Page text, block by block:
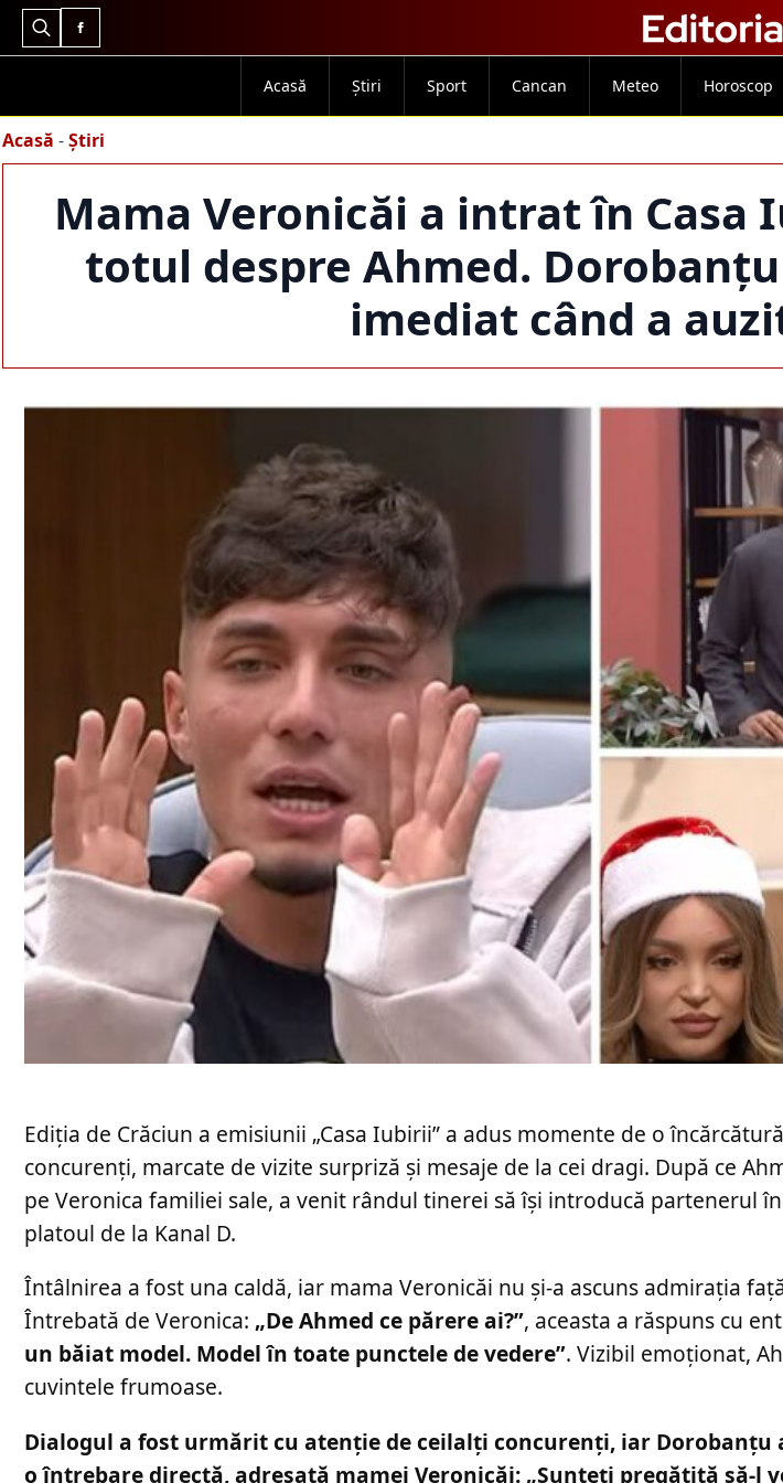
Search
Acasă Știri Sport Cancan Meteo Horoscop
Acasă -Știri
Mama Veronicăi a intrat în Casa
totul despre Ahmed.
imediat când a
Ediția de Crăciun a emisiunii „Casa Iubirii” a adus momente de o
concurenți, marcate de vizite surpriză și mesaje de la cei dragi. După ce
pe Veronica familiei sale, a venit rândul tinerei să își introducă partenerul
platoul de la Kanal D.
Întâlnirea a fost una caldă, iar mama Veronicăi nu și-a ascuns admirația
Întrebată de Veronica: „De Ahmed ce părere ai?”, aceasta a răspuns cu
un băiat model. Model în toate punctele de vedere”. Vizibil emoționat,
cuvintele frumoase.
Dialogul a fost urmărit cu atenție de ceilalți concurenți, iar
o întrebare directă, adresată mamei Veronicăi: „Sunteți pregătită să-l